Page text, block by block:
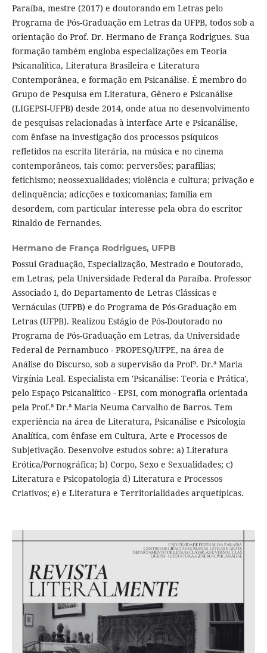
Paraíba, mestre (2017) e doutorando em Letras pelo
Programa de Pós-Graduação em Letras da UFPB, todos sob a
orientação do Prof. Dr. Hermano de França Rodrigues. Sua
formação também engloba especializações em Teoria
Psicanalítica, Literatura Brasileira e Literatura
Contemporânea, e formação em Psicanálise. É membro do
Grupo de Pesquisa em Literatura, Gênero e Psicanálise
(LIGEPSI-UFPB) desde 2014, onde atua no desenvolvimento
de pesquisas relacionadas à interface Arte e Psicanálise,
com ênfase na investigação dos processos psíquicos
refletidos na escrita literária, na música e no cinema
contemporâneos, tais como: perversões; parafilias;
fetichismo; neossexualidades; violência e cultura; privação e
delinquência; adicções e toxicomanias; família em
desordem, com particular interesse pela obra do escritor
Rinaldo de Fernandes.
Hermano de França Rodrigues, UFPB
Possui Graduação, Especialização, Mestrado e Doutorado,
em Letras, pela Universidade Federal da Paraíba. Professor
Associado I, do Departamento de Letras Clássicas e
Vernáculas (UFPB) e do Programa de Pós-Graduação em
Letras (UFPB). Realizou Estágio de Pós-Doutorado no
Programa de Pós-Graduação em Letras, da Universidade
Federal de Pernambuco - PROPESQ/UFPE, na área de
Análise do Discurso, sob a supervisão da Profª. Dr.ª Maria
Virgínia Leal. Especialista em 'Psicanálise: Teoria e Prática',
pelo Espaço Psicanalítico - EPSI, com monografia orientada
pela Prof.ª Dr.ª Maria Neuma Carvalho de Barros. Tem
experiência na área de Literatura, Psicanálise e Psicologia
Analítica, com ênfase em Cultura, Arte e Processos de
Subjetivação. Desenvolve estudos sobre: a) Literatura
Erótica/Pornográfica; b) Corpo, Sexo e Sexualidades; c)
Literatura e Psicopatologia d) Literatura e Processos
Criativos; e) e Literatura e Territorialidades arquetípicas.